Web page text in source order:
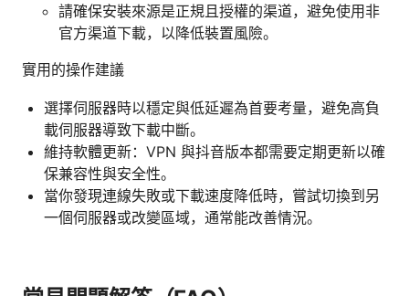
請確保安裝來源是正規且授權的渠道，避免使用非
官方渠道下載，以降低裝置風險。
實用的操作建議
選擇伺服器時以穩定與低延遲為首要考量，避免高負
載伺服器導致下載中斷。
維持軟體更新：VPN 與抖音版本都需要定期更新以確
保兼容性與安全性。
當你發現連線失敗或下載速度降低時，嘗試切換到另
一個伺服器或改變區域，通常能改善情況。